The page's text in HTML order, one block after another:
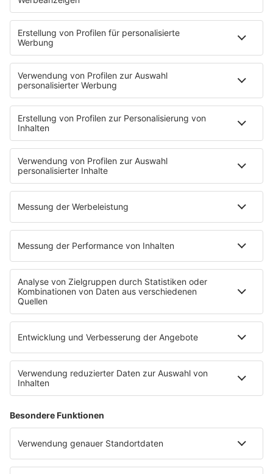
Kontakt
Newsletter
Über ROCK FM
Jobs & Praktika
Pressekontakt
Presse & Downloads
Verkehr
Wetter
EMPFANG
Übersicht
ROCK FM App
Partner
radio.de
Phonostar
REGENBOGEN 2
WERBUNG
Leistungen und Produkte
Mediadaten und Preisliste
Ansprechpartner
RECHTLICHES
Impressum
Datenschutzeinstellungen
Datenverarbeitung bei Gewinnspielen
Teilnahmebedingungen
Gewinnspielregeln Social Media